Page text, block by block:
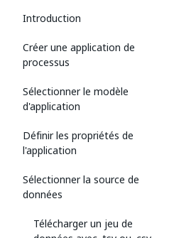
Introduction
Créer une application de
processus
Sélectionner le modèle
d'application
Définir les propriétés de
l'application
Sélectionner la source de
données
Télécharger un jeu de